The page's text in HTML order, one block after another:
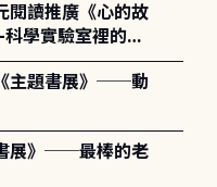
閱讀推廣《心的故
學實驗室裡的放
主題書展》──動
展》──最棒的老